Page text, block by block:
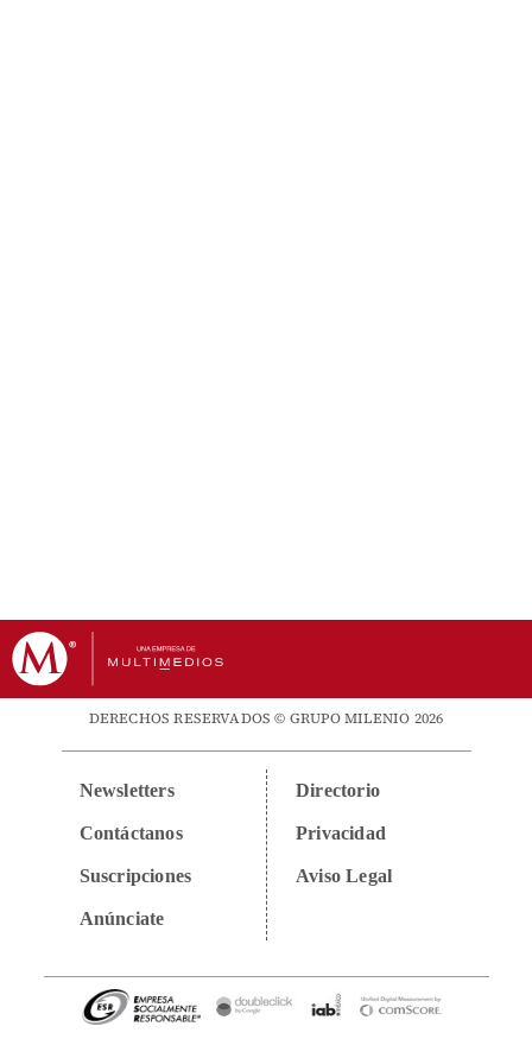
DERECHOS RESERVADOS © GRUPO MILENIO 2026
Newsletters
Contáctanos
Suscripciones
Anúnciate
Directorio
Privacidad
Aviso Legal